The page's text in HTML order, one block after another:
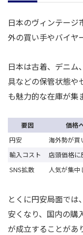
日本のヴィンテージ
外の買い手やバイヤ
日本は古着、デニム
具などの保管状態や
も魅力的な在庫が集
要因 価格
円安
海外勢が買
輸入コスト
店頭価格に
SNS拡散
人気が集中
とくに円安局面では
安くなり、国内の購
が成立することがあ